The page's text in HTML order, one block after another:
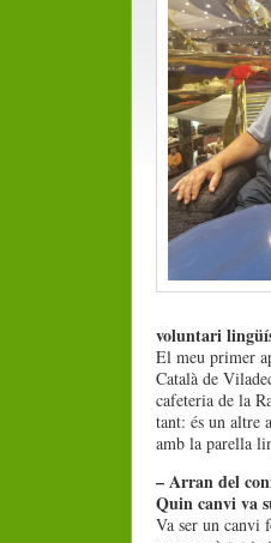
voluntari
El meu primer
Català de
cafeteria de la
tant: és un altre
amb la parella
– Arran del
Quin canvi va
Va ser un canvi